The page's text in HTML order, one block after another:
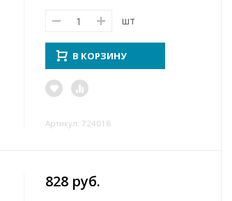
шт
В КОРЗИНУ
Артикул: 724018
828 руб.